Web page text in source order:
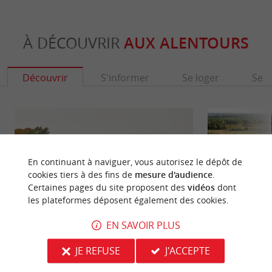
À DÉCOUVRIR AUX ALENTOURS
Découvrir S'informer Se loger Se
Château d'Yquem
Situé sur la commune même de Sauternes, au sud
Château de
Le Château de
En continuant à naviguer, vous autorisez le dépôt de
cookies tiers à des fins de mesure d'audience.
Certaines pages du site proposent des vidéosdont
les plateformes déposent également des cookies.
EN SAVOIR PLUS
JE REFUSE
J'ACCEPTE